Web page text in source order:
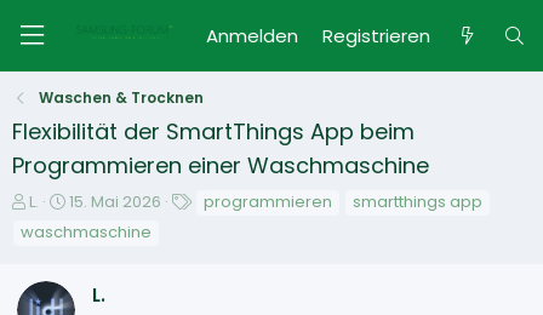
Anmelden Registrieren
Waschen & Trocknen
Flexibilität der SmartThings App beim
Programmieren einer Waschmaschine
E
e
L.
E
e
15. Mai 2026 programmieren
smartthings app
waschmaschine
L.